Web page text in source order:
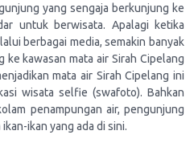
yang sengaja berkunjung ke
untuk berwisata. Apalagi ketika
berbagai media, semakin banyak
kawasan mata air Sirah Cipelang
mata air Sirah Cipelang ini
wisata selfie (swafoto). Bahkan
penampungan air, pengunjung
ikan yang ada di sini.